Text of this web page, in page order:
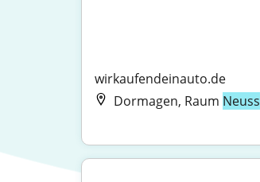
wirkaufendeinauto.de
Dormagen, Raum Neuss